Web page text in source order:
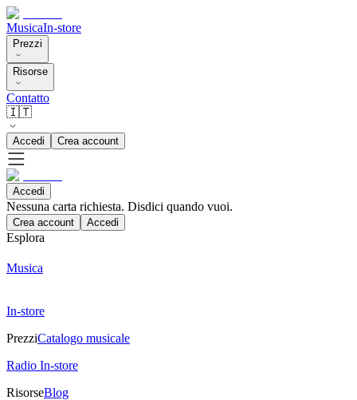
MusicaIn-store
Prezzi
Risorse
Contatto
🇮🇹
Accedi Crea account
Accedi
Nessuna carta richiesta. Disdici quando vuoi.
Crea account Accedi
Esplora
Musica
In-store
PrezziCatalogo musicale
Radio In-store
RisorseBlog